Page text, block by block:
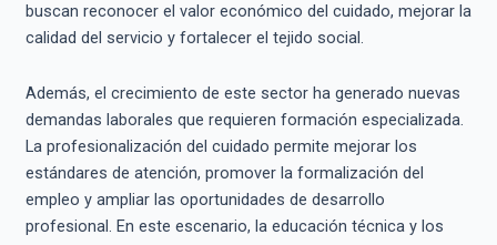
buscan reconocer el valor económico del cuidado, mejorar la
calidad del servicio y fortalecer el tejido social.
Además, el crecimiento de este sector ha generado nuevas
demandas laborales que requieren formación especializada.
La profesionalización del cuidado permite mejorar los
estándares de atención, promover la formalización del
empleo y ampliar las oportunidades de desarrollo
profesional. En este escenario, la educación técnica y los